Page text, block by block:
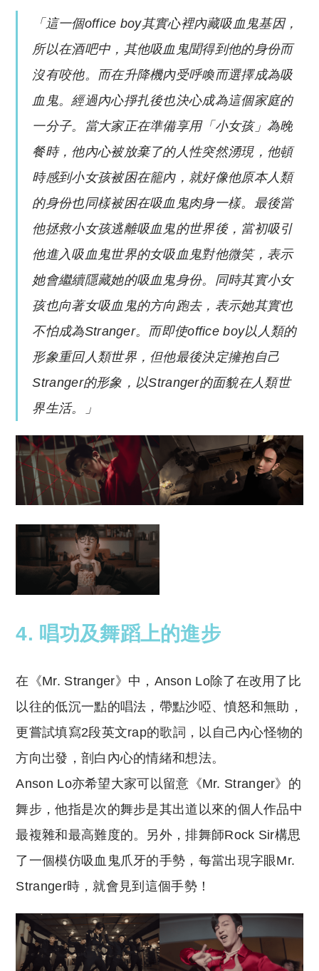
「這一個office boy其實心裡內藏吸血鬼基因，
所以在酒吧中，其他吸血鬼聞得到他的身份而
沒有咬他。而在升降機內受呼喚而選擇成為吸
血鬼。經過內心掙扎後也決心成為這個家庭的
一分子。當大家正在準備享用「小女孩」為晚
餐時，他內心被放棄了的人性突然湧現，他頓
時感到小女孩被困在籠內，就好像他原本人類
的身份也同樣被困在吸血鬼肉身一樣。最後當
他拯救小女孩逃離吸血鬼的世界後，當初吸引
他進入吸血鬼世界的女吸血鬼對他微笑，表示
她會繼續隱藏她的吸血鬼身份。同時其實小女
孩也向著女吸血鬼的方向跑去，表示她其實也
不怕成為Stranger。而即使office boy以人類的
形象重回人類世界，但他最後決定擁抱自己
Stranger的形象，以Stranger的面貌在人類世
界生活。」
4. 唱功及舞蹈上的進步
在《Mr. Stranger》中，Anson Lo除了在改用了比
以往的低沉一點的唱法，帶點沙啞、憤怒和無助，
更嘗試填寫2段英文rap的歌詞，以自己內心怪物的
方向岀發，剖白內心的情緒和想法。
Anson Lo亦希望大家可以留意《Mr. Stranger》的
舞步，他指是次的舞步是其出道以來的個人作品中
最複雜和最高難度的。另外，排舞師Rock Sir構思
了一個模仿吸血鬼爪牙的手勢，每當出現字眼Mr.
Stranger時，就會見到這個手勢！